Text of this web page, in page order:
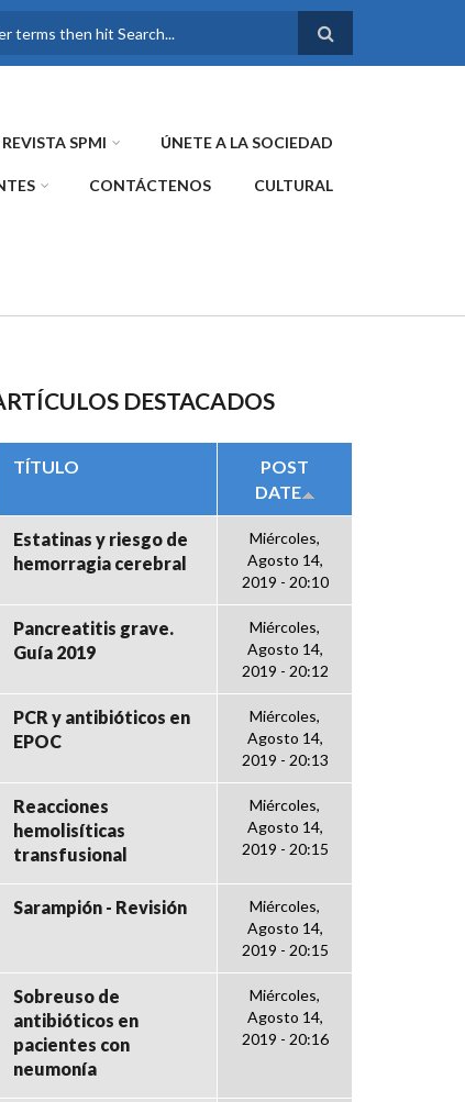
DE
REVISTA SPMI ÚNETE A LA SOCIEDAD
CONTÁCTENOS CULTURAL
DESTACADOS
TÍTULO
POST
DATE
Estatinas y riesgo de
hemorragia cerebral
Miércoles,
Agosto 14,
2019 - 20:10
Pancreatitis grave.
Guía 2019
Miércoles,
Agosto 14,
2019 - 20:12
PCR y antibióticos en
EPOC
Miércoles,
Agosto 14,
2019 - 20:13
Reacciones
hemolisíticas
transfusional
Miércoles,
Agosto 14,
2019 - 20:15
Sarampión - Revisión
Miércoles,
Agosto 14,
2019 - 20:15
Sobreuso de
antibióticos en
pacientes con
neumonía
Miércoles,
Agosto 14,
2019 - 20:16